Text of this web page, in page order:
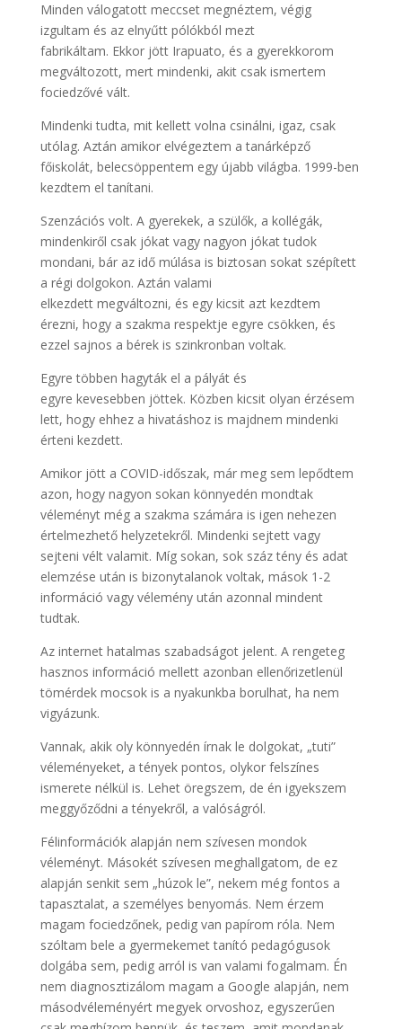
Minden válogatott meccset megnéztem, végig
izgultam és az elnyűtt pólókból mezt
fabrikáltam. Ekkor jött Irapuato, és a gyerekkorom
megváltozott, mert mindenki, akit csak ismertem
fociedzővé vált.
Mindenki tudta, mit kellett volna csinálni, igaz, csak
utólag. Aztán amikor elvégeztem a tanárképző
főiskolát, belecsöppentem egy újabb világba. 1999-ben
kezdtem el tanítani.
Szenzációs volt. A gyerekek, a szülők, a kollégák,
mindenkiről csak jókat vagy nagyon jókat tudok
mondani, bár az idő múlása is biztosan sokat szépített
a régi dolgokon. Aztán valami
elkezdett megváltozni, és egy kicsit azt kezdtem
érezni, hogy a szakma respektje egyre csökken, és
ezzel sajnos a bérek is szinkronban voltak.
Egyre többen hagyták el a pályát és
egyre kevesebben jöttek. Közben kicsit olyan érzésem
lett, hogy ehhez a hivatáshoz is majdnem mindenki
érteni kezdett.
Amikor jött a COVID-időszak, már meg sem lepődtem
azon, hogy nagyon sokan könnyedén mondtak
véleményt még a szakma számára is igen nehezen
értelmezhető helyzetekről. Mindenki sejtett vagy
sejteni vélt valamit. Míg sokan, sok száz tény és adat
elemzése után is bizonytalanok voltak, mások 1-2
információ vagy vélemény után azonnal mindent
tudtak.
Az internet hatalmas szabadságot jelent. A rengeteg
hasznos információ mellett azonban ellenőrizetlenül
tömérdek mocsok is a nyakunkba borulhat, ha nem
vigyázunk.
Vannak, akik oly könnyedén írnak le dolgokat, „tuti”
véleményeket, a tények pontos, olykor felszínes
ismerete nélkül is. Lehet öregszem, de én igyekszem
meggyőződni a tényekről, a valóságról.
Félinformációk alapján nem szívesen mondok
véleményt. Másokét szívesen meghallgatom, de ez
alapján senkit sem „húzok le”, nekem még fontos a
tapasztalat, a személyes benyomás. Nem érzem
magam fociedzőnek, pedig van papírom róla. Nem
szóltam bele a gyermekemet tanító pedagógusok
dolgába sem, pedig arról is van valami fogalmam. Én
nem diagnosztizálom magam a Google alapján, nem
másodvéleményért megyek orvoshoz, egyszerűen